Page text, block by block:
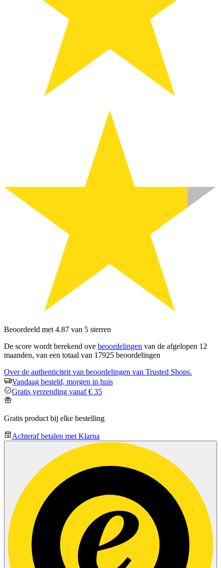
Beoordeeld met 4.87 van 5 sterren
De score wordt berekend ove beoordelingen van de afgelopen 12
maanden, van een totaal van 17925 beoordelingen
Over de authenticiteit van beoordelingen van Trusted Shops.
Vandaag besteld, morgen in huis
Gratis verzending vanaf € 35
Gratis product bij elke bestelling
Achteraf betalen met Klarna